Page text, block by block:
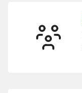
Kolaborasi